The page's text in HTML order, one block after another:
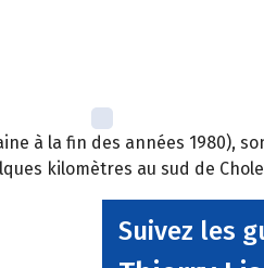
à la fin des années 1980),
kilomètres au sud de
Suivez les